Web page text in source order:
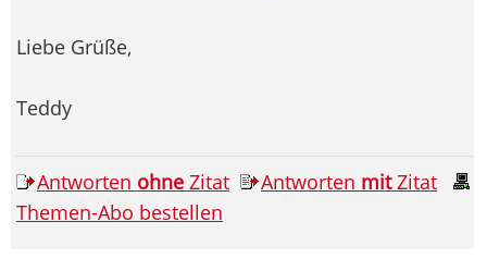
Liebe Grüße,
Teddy
Antworten ohne Zitat Antworten mitZitat
Themen-Abo bestellen